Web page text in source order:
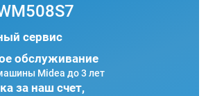
сервис
обслуживание
Midea до 3 лет
за наш счет,